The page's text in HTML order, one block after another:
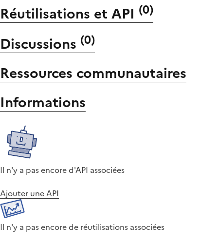
Réutilisations et API (0)
Discussions (0)
Ressources communautaires
Informations
Il n'y a pas encore d'API associées
Ajouter une API
Il n'y a pas encore de réutilisations associées